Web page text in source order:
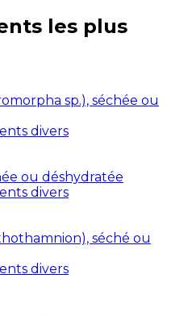
les plus
sp.), séchée ou
divers
ou déshydratée
divers
séché ou
divers